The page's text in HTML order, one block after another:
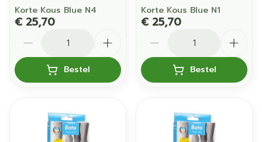
Korte Kous Blue N4
€ 25,70
Bestel
Korte Kous Blue N1
€ 25,70
Bestel